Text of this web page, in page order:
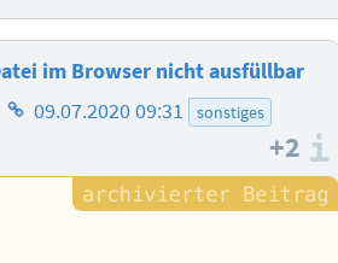
im Browser nicht ausfüllbar
Homepage
Autors
09.07.2020 09:31 sonstiges
+2